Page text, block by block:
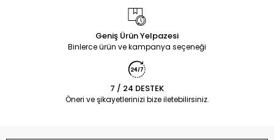
Geniş Ürün Yelpazesi
Binlerce ürün ve kampanya seçeneği
7 / 24 DESTEK
Öneri ve şikayetlerinizi bize iletebilirsiniz.